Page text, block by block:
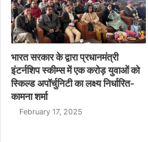
भारत सरकार के द्वारा प्रधानमंत्री
इंटर्नशिप स्कीम्स में एक करोड़ युवाओं को
स्किल्ड अपॉर्चुनिटी का लक्ष्य निर्धारित-
कामना शर्मा
February 17, 2025